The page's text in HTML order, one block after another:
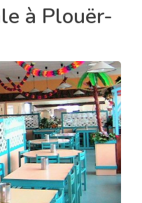
à Plouër-